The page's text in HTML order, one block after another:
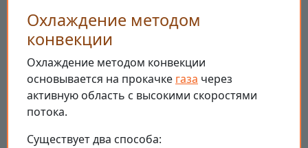
Охлаждение методом
конвекции
Охлаждение методом конвекции
основывается на прокачке газа через
активную область с высокими скоростями
потока.
Существует два способа: